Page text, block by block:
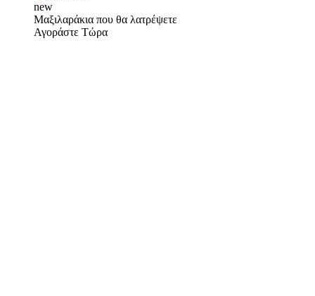
new
Μαξιλαράκια που θα λατρέψετε
Αγοράστε Τώρα